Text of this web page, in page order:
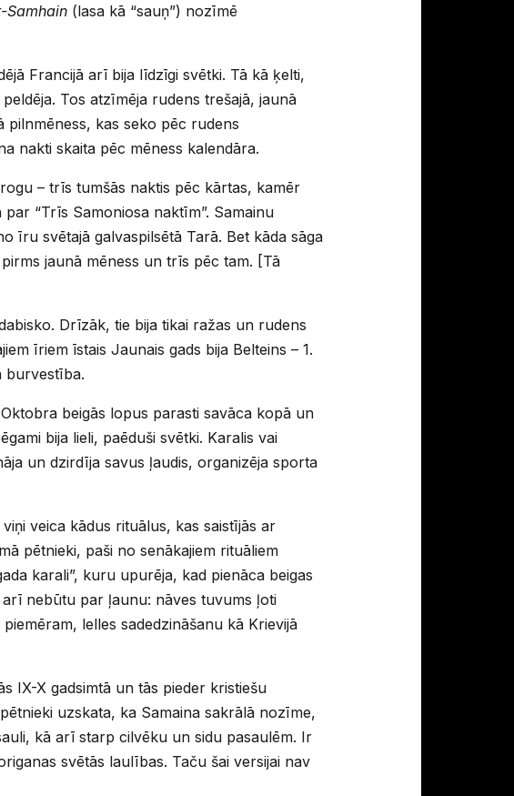
Samhain (lasa kā “sauņ”) nozīmē
Francijā arī bija līdzīgi svētki. Tā kā ķelti,
Tos atzīmēja rudens trešajā, jaunā
pilnmēness, kas seko pēc rudens
nakti skaita pēc mēness kalendāra.
– trīs tumšās naktis pēc kārtas, kamēr
“Trīs Samoniosa naktīm”. Samainu
īru svētajā galvaspilsētā Tarā. Bet kāda sāga
jaunā mēness un trīs pēc tam. [Tā
Drīzāk, tie bija tikai ražas un rudens
īriem īstais Jaunais gads bija Belteins – 1.
burvestība.
beigās lopus parasti savāca kopā un
bija lieli, paēduši svētki. Karalis vai
un dzirdīja savus ļaudis, organizēja sporta
veica kādus rituālus, kas saistījās ar
pētnieki, paši no senākajiem rituāliem
karali”, kuru upurēja, kad pienāca beigas
arī nebūtu par ļaunu: nāves tuvums ļoti
lelles sadedzināšanu kā Krievijā
IX-X gadsimtā un tās pieder kristiešu
uzskata, ka Samaina sakrālā nozīme,
kā arī starp cilvēku un sidu pasaulēm. Ir
svētās laulības. Taču šai versijai nav